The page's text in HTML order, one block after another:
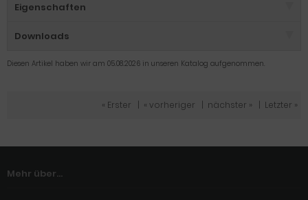
Eigenschaften
Downloads
Diesen Artikel haben wir am 05.08.2026 in unseren Katalog aufgenommen.
« Erster « vorheriger nächster » Letzter »
Mehr über...